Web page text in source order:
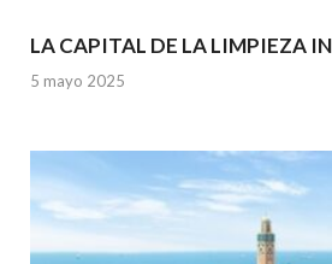
LA CAPITAL DE LA LIMPIEZA
5 mayo 2025